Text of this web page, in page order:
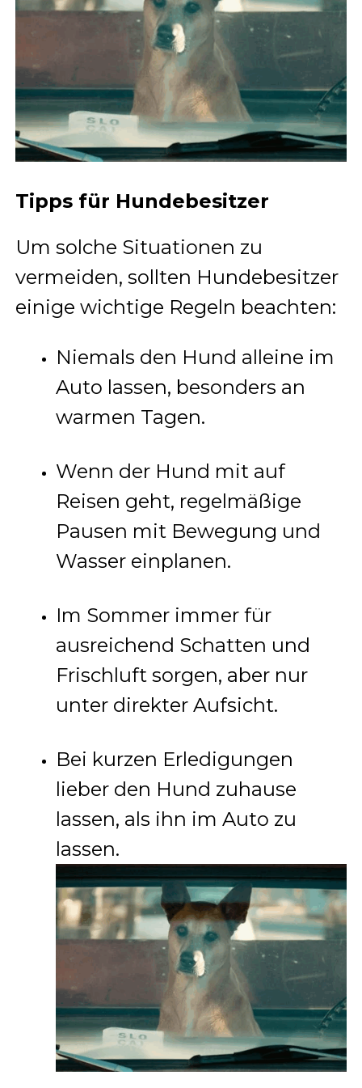
Tipps für Hundebesitzer
Um solche Situationen zu
vermeiden, sollten Hundebesitzer
einige wichtige Regeln beachten:
Niemals den Hund alleine im
Auto lassen, besonders an
warmen Tagen.
Wenn der Hund mit auf
Reisen geht, regelmäßige
Pausen mit Bewegung und
Wasser einplanen.
Im Sommer immer für
ausreichend Schatten und
Frischluft sorgen, aber nur
unter direkter Aufsicht.
Bei kurzen Erledigungen
lieber den Hund zuhause
lassen, als ihn im Auto zu
lassen.